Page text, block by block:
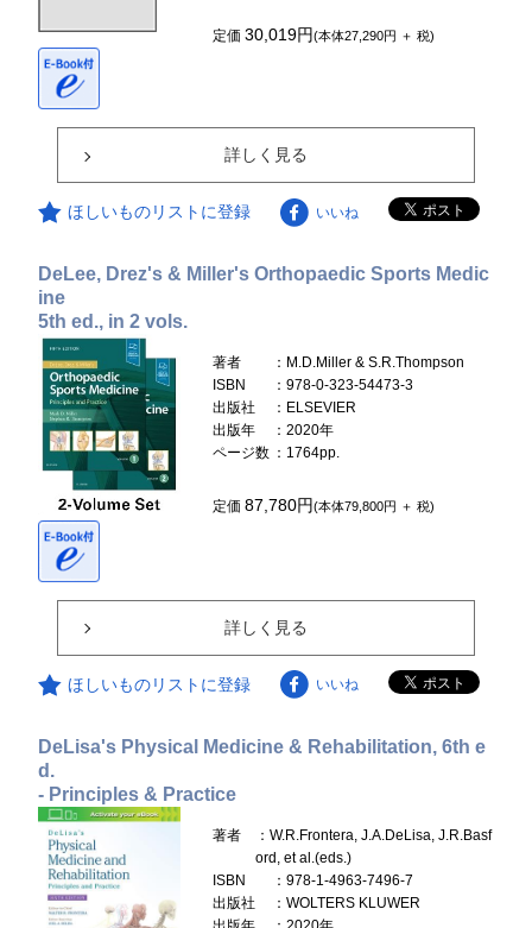
定価30,019円(本体27,290円 ＋ 税)
詳しく見る
ほしいものリストに登録 いいね
DeLee, Drez's & Miller's Orthopaedic Sports Medic
ine
5th ed., in 2 vols.
著者
：M.D.Miller & S.R.Thompson
ISBN
：978-0-323-54473-3
出版社
：ELSEVIER
出版年
：2020年
ページ数 ：1764pp.
定価87,780円(本体79,800円 ＋ 税)
詳しく見る
ほしいものリストに登録 いいね
DeLisa's Physical Medicine & Rehabilitation, 6th e
d.
- Principles & Practice
著者
：W.R.Frontera, J.A.DeLisa, J.R.Basf
ord, et al.(eds.)
ISBN
：978-1-4963-7496-7
出版社
：WOLTERS KLUWER